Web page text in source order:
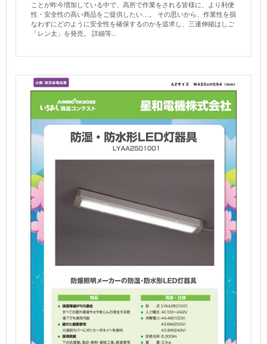
ことが昨今増加している中で、高所で作業をされる皆様に、より利便
性・安全性の高い商品をご提供したい…。 その思いから、作業性を損
なわずにどのように安全性を確保するのかを追求し、三連伸縮はしご
「レン太」を発売。 詳細等...